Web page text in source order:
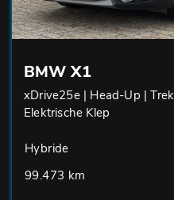
BMW X1
xDrive25e | Head-Up |
Elektrische Klep
Hybride
99.473 km